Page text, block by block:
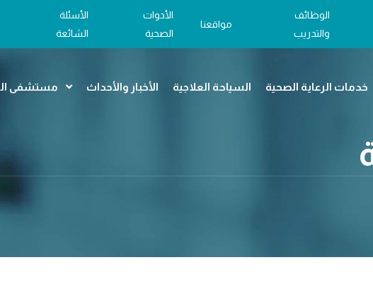
الوظائف
والتدريب
مواقعنا
الأدوات
الصحية
الأسئلة
الشائعة
خدمات الرعاية الصحية السياحة العلاجية الأخبار والأحداث مستشفى